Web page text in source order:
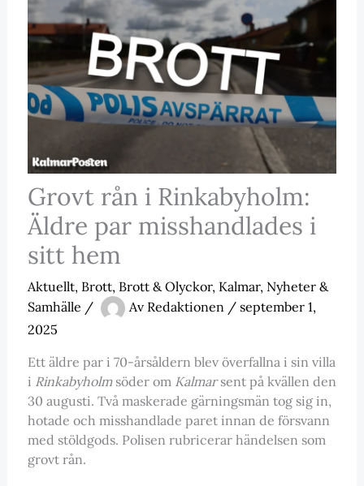
Grovt rån i Rinkabyholm:
Äldre par misshandlades i
sitt hem
Aktuellt, Brott, Brott & Olyckor, Kalmar, Nyheter &
Samhälle / Av Redaktionen / september 1,
2025
Ett äldre par i 70-årsåldern blev överfallna i sin villa
i Rinkabyholmsöder om Kalmarsent på kvällen den
30 augusti. Två maskerade gärningsmän tog sig in,
hotade och misshandlade paret innan de försvann
med stöldgods. Polisen rubricerar händelsen som
grovt rån.